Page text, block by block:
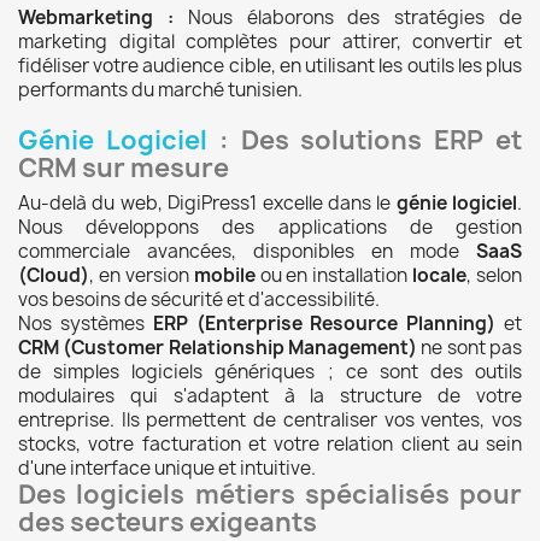
Webmarketing : Nous élaborons des stratégies de
marketing digital complètes pour attirer, convertir et
fidéliser votre audience cible, en utilisant les outils les plus
performants du marché tunisien.
Génie Logiciel : Des solutions ERP et
CRM sur mesure
Au-delà du web, DigiPress1 excelle dans le génie logiciel.
Nous développons des applications de gestion
commerciale avancées, disponibles en mode SaaS
(Cloud), en version mobileou en installation locale, selon
vos besoins de sécurité et d'accessibilité.
Nos systèmes ERP (Enterprise Resource Planning) et
CRM (Customer Relationship Management) ne sont pas
de simples logiciels génériques ; ce sont des outils
modulaires qui s'adaptent à la structure de votre
entreprise. Ils permettent de centraliser vos ventes, vos
stocks, votre facturation et votre relation client au sein
d'une interface unique et intuitive.
Des logiciels métiers spécialisés pour
des secteurs exigeants